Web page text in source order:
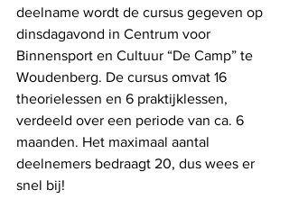
deelname wordt de cursus gegeven op
dinsdagavond in Centrum voor
Binnensport en Cultuur “De Camp” te
Woudenberg. De cursus omvat 16
theorielessen en 6 praktijklessen,
verdeeld over een periode van ca. 6
maanden. Het maximaal aantal
deelnemers bedraagt 20, dus wees er
snel bij!